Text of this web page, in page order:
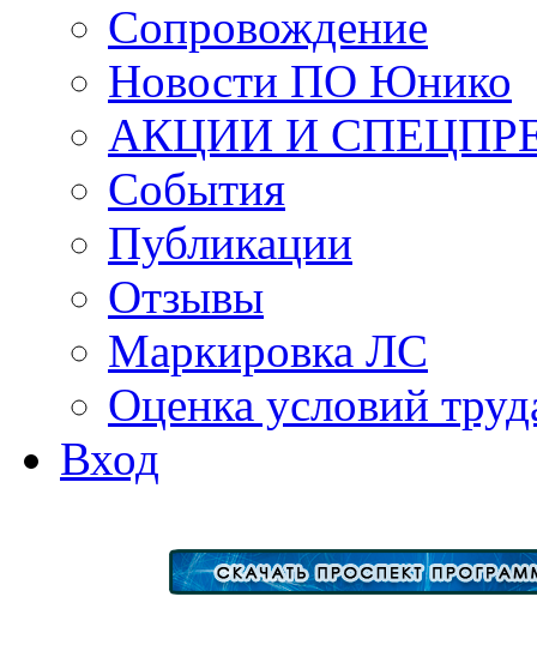
Сопровождение
Новости ПО Юнико
АКЦИИ И
События
Публикации
Отзывы
Маркировка ЛС
Оценка условий
Вход